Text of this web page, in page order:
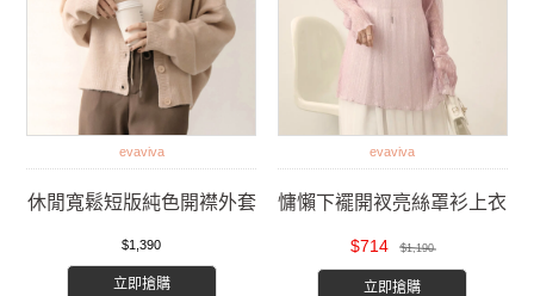
evaviva
休閒寬鬆短版純色開襟外套
$1,390
立即搶購
evaviva
慵懶下襬開衩亮絲罩衫上衣
$714 $1,190
立即搶購